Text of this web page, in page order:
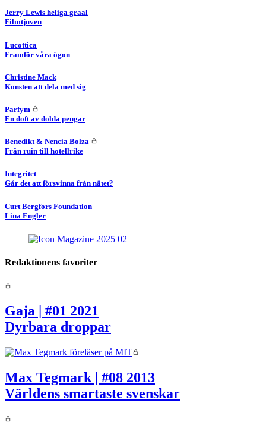
Jerry Lewis heliga graal
Filmtjuven
Lucottica
Framför våra ögon
Christine Mack
Konsten att dela med sig
Parfym
En doft av dolda pengar
Benedikt & Nencia Bolza
Från ruin till hotellrike
Integritet
Går det att försvinna från nätet?
Curt Bergfors Foundation
Lina Engler
Redaktionens favoriter
Gaja | #01 2021
Dyrbara droppar
Max Tegmark | #08 2013
Världens smartaste svenskar